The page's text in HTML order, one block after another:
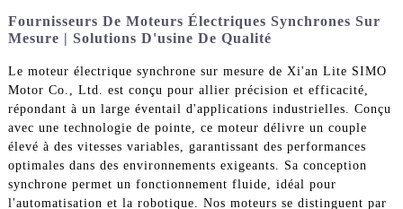
Fournisseurs De Moteurs Électriques Synchrones Sur
Mesure | Solutions D'usine De Qualité
Le moteur électrique synchrone sur mesure de Xi'an Lite SIMO
Motor Co., Ltd. est conçu pour allier précision et efficacité,
répondant à un large éventail d'applications industrielles. Conçu
avec une technologie de pointe, ce moteur délivre un couple
élevé à des vitesses variables, garantissant des performances
optimales dans des environnements exigeants. Sa conception
synchrone permet un fonctionnement fluide, idéal pour
l'automatisation et la robotique. Nos moteurs se distinguent par